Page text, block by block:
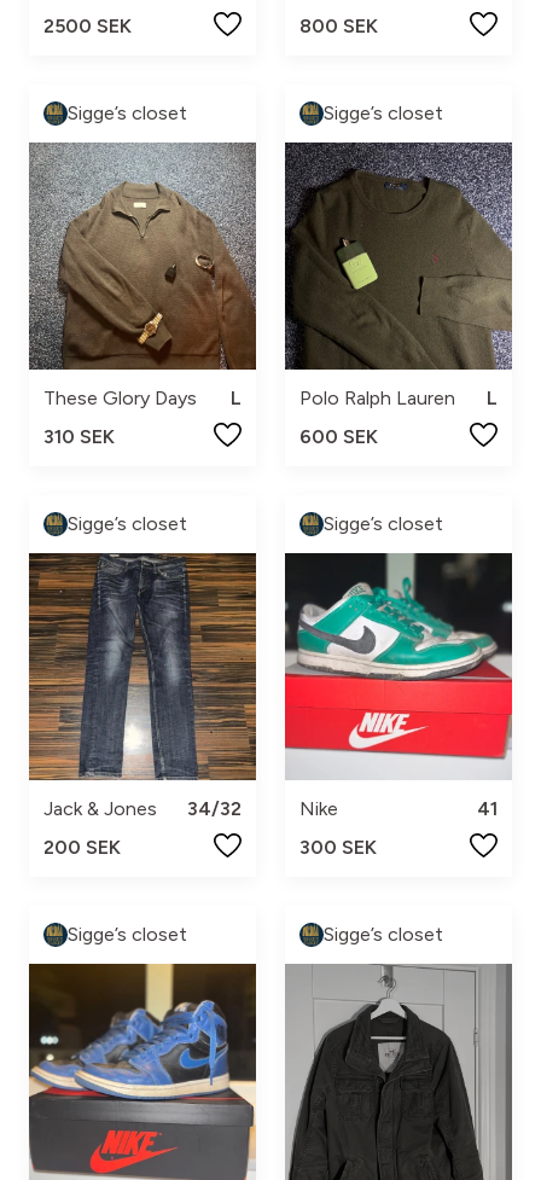
2500 SEK
800 SEK
Sigge’s closet
These Glory Days
L
310 SEK
Sigge’s closet
Polo Ralph Lauren
L
600 SEK
Sigge’s closet
Jack & Jones
34/32
200 SEK
Sigge’s closet
Nike
41
300 SEK
Sigge’s closet Sigge’s closet